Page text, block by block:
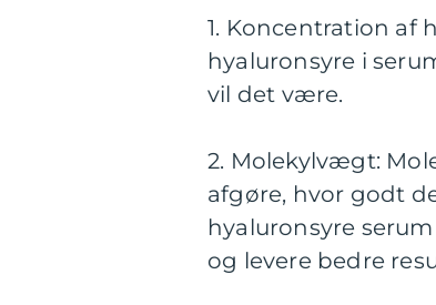
1. Koncentration af
hyaluronsyre i
vil det være.
2. Molekylvægt:
afgøre, hvor godt
hyaluronsyre
og levere bedre